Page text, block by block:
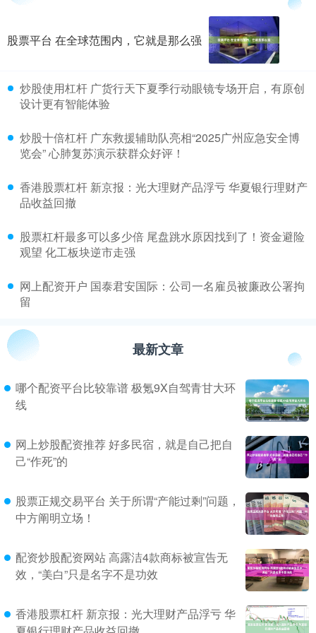
股票平台 在全球范围内，它就是那么强
​炒股使用杠杆 广货行天下夏季行动眼镜专场开启，有原创
设计更有智能体验
​炒股十倍杠杆 广东救援辅助队亮相“2025广州应急安全博
览会” 心肺复苏演示获群众好评！
​香港股票杠杆 新京报：光大理财产品浮亏 华夏银行理财产
品收益回撤
​股票杠杆最多可以多少倍 尾盘跳水原因找到了！资金避险
观望 化工板块逆市走强
​网上配资开户 国泰君安国际：公司一名雇员被廉政公署拘
留
最新文章
哪个配资平台比较靠谱 极氪9X自驾青甘大环
线
网上炒股配资推荐 好多民宿，就是自己把自
己“作死”的
股票正规交易平台 关于所谓“产能过剩”问题，
中方阐明立场！
配资炒股配资网站 高露洁4款商标被宣告无
效，“美白”只是名字不是功效
香港股票杠杆 新京报：光大理财产品浮亏 华